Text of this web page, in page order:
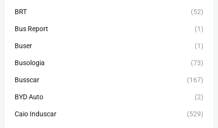
BRT (52)
Bus Report (1)
Buser (1)
Busologia (73)
Busscar (167)
BYD Auto (2)
Caio Induscar (529)